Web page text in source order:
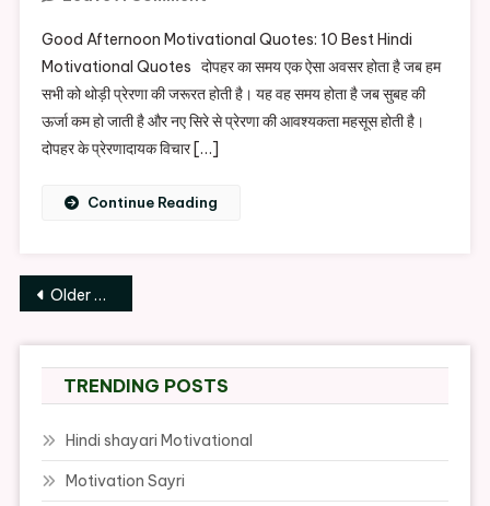
Afternoon
Motivational
Quotes
Good Afternoon Motivational Quotes: 10 Best Hindi
Motivational Quotes दोपहर का समय एक ऐसा अवसर होता है जब हम
सभी को थोड़ी प्रेरणा की जरूरत होती है। यह वह समय होता है जब सुबह की
ऊर्जा कम हो जाती है और नए सिरे से प्रेरणा की आवश्यकता महसूस होती है।
दोपहर के प्रेरणादायक विचार […]
Continue Reading
Posts
navigation
Older posts
TRENDING POSTS
Hindi shayari Motivational
Motivation Sayri